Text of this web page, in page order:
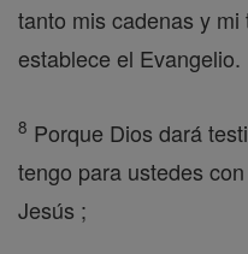
tanto mis cadenas y
establece el Evangelio.
8 Porque Dios dará
tengo para ustedes
Jesús ;